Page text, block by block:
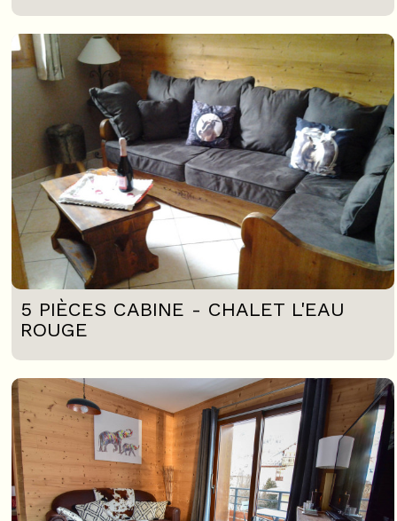
5 PIÈCES CABINE - CHALET L'EAU
ROUGE